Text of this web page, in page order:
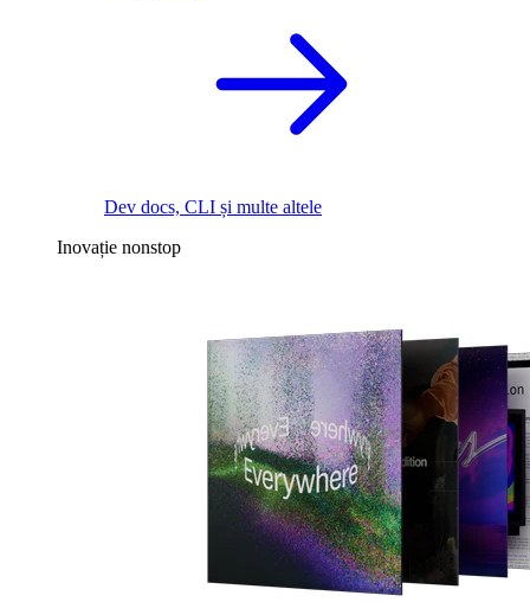
Dev docs, CLI și multe altele
Inovație nonstop